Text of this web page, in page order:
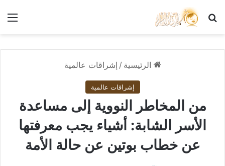
بحث عن
الرئيسية / إشراقات عالمية
إشراقات عالمية
من المخاطر النووية إلى مساعدة
الأسر الشابة: أشياء يجب معرفتها
عن خطاب بوتين عن حالة الأمة